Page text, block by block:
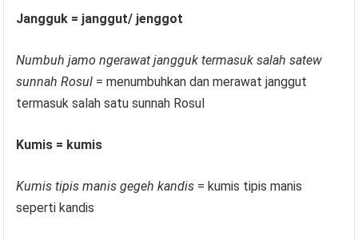
Jangguk = janggut/ jenggot
Numbuh jamo ngerawat jangguk termasuk salah satew
sunnah Rosul = menumbuhkan dan merawat janggut
termasuk salah satu sunnah Rosul
Kumis = kumis
Kumis tipis manis gegeh kandis = kumis tipis manis
seperti kandis